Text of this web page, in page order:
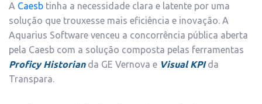
A Caesb tinha a necessidade clara e latente por uma
solução que trouxesse mais eficiência e inovação. A
Aquarius Software venceu a concorrência pública aberta
pela Caesb com a solução composta pelas ferramentas
Proficy Historianda GE Vernova e Visual KPIda
Transpara.